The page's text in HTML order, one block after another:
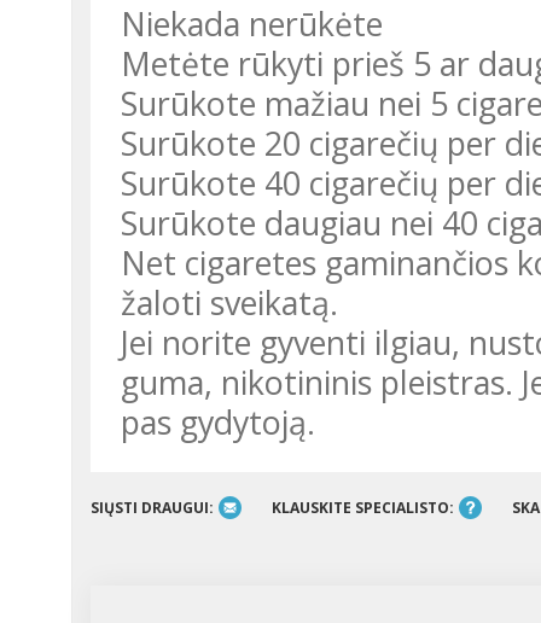
Niekada nerūkėte
Metėte rūkyti prieš 5 ar
Surūkote mažiau nei 5
Surūkote 20 cigarečių per
Surūkote 40 cigarečių per
Surūkote daugiau nei 40
Net cigaretes gaminančios
žaloti sveikatą.
Jei norite gyventi ilgiau,
guma, nikotininis pleistras.
pas gydytoją.
SIŲSTI DRAUGUI: KLAUSKITE SPECIALISTO: